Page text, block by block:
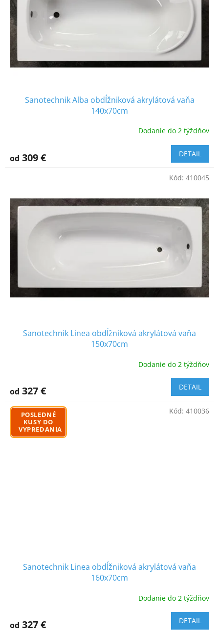
Sanotechnik Alba obdĺžniková akrylátová vaňa
140x70cm
Dodanie do 2 týždňov
od 309 € DETAIL
Sanotechnik Linea obdĺžniková akrylátová vaňa
150x70cm
Dodanie do 2 týždňov
od 327 € DETAIL
Kód: 410045
POSLEDNÉ
KUSY DO
VYPREDANIA
Sanotechnik Linea obdĺžniková akrylátová vaňa
160x70cm
Dodanie do 2 týždňov
od 327 € DETAIL
Kód: 410036